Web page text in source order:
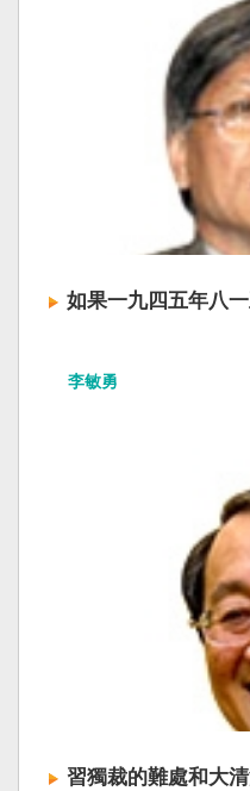
如果一九四五年八
李敏勇
習獨裁的難處和大